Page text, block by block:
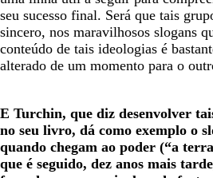
seu sucesso final. Será que tais
sincero, nos maravilhosos slogans
conteúdo de tais ideologias é
alterado de um momento para o
E Turchin, que diz desenvolver
no seu livro, dá como exemplo o
quando chegam ao poder (“a
que é seguido, dez anos mais